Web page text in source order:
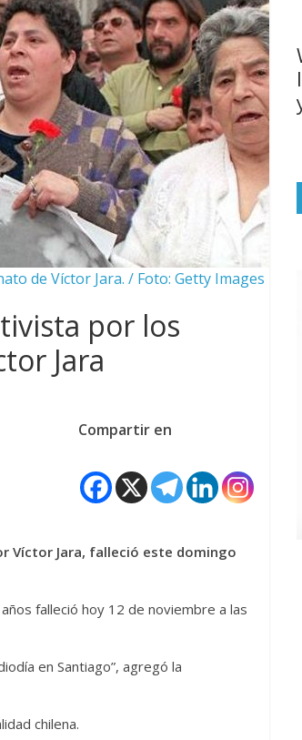
de Víctor Jara. / Foto: Getty Images
por los
Jara
Compartir en
Víctor Jara, falleció este domingo
falleció hoy 12 de noviembre a las
en Santiago”, agregó la
chilena.